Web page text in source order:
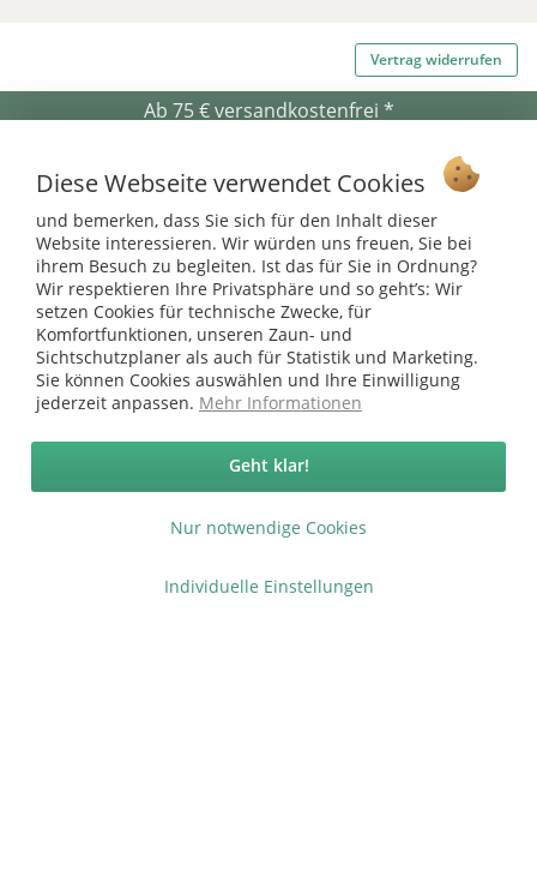
Vertrag widerrufen
Ab 75 € versandkostenfrei *
Shop Service
Informationen
* bei Paketversand. Alle Preise inkl. gesetzl. Mehrwertsteuer zzgl.
Versandkosten .
Copyright © afp marketing gmbh - Alle Rechte vorbehalten
Diese Webseite verwendet Cookies
und bemerken, dass Sie sich für den Inhalt dieser
Website interessieren. Wir würden uns freuen, Sie bei
ihrem Besuch zu begleiten. Ist das für Sie in Ordnung?
Wir respektieren Ihre Privatsphäre und so geht’s: Wir
setzen Cookies für technische Zwecke, für
Komfortfunktionen, unseren Zaun- und
Sichtschutzplaner als auch für Statistik und Marketing.
Sie können Cookies auswählen und Ihre Einwilligung
jederzeit anpassen. Mehr Informationen
Nur notwendige Cookies
Geht klar!
Individuelle Einstellungen